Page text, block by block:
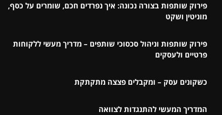
פירוק שותפות בצורה נכונה: איך נפרדים חכם, שומרים על כסף,
מוניטין ושקט
פירוק שותפות וניהול סכסוכי שותפים – מדריך מעשי ללקוחות
פרטיים ולעסקים
כשקונים עסק – ומקבלים פצצה מתקתקת
המדריך המעשי להתנגדות לצוואה